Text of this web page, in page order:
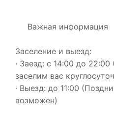
Важная информация
Заселение и выезд:
· Заезд: с 14:00 до
заселим вас
· Выезд: до 11:00
возможен)